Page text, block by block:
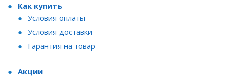
Как купить
Условия оплаты
Условия доставки
Гарантия на товар
Акции